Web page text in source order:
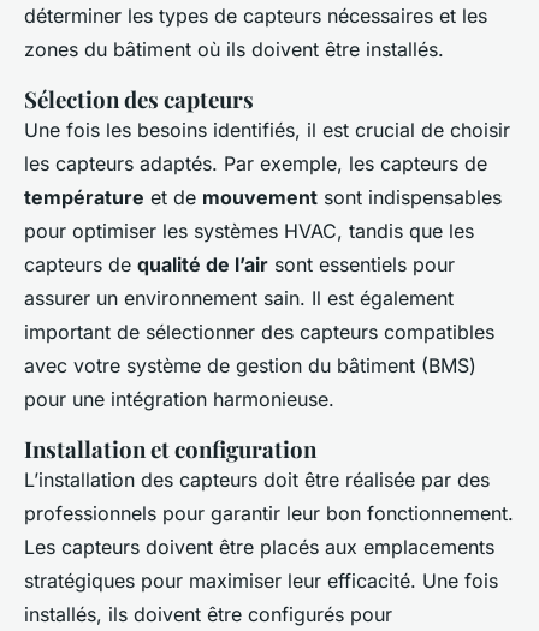
déterminer les types de capteurs nécessaires et les
zones du bâtiment où ils doivent être installés.
Sélection des capteurs
Une fois les besoins identifiés, il est crucial de choisir
les capteurs adaptés. Par exemple, les capteurs de
température et de mouvement sont indispensables
pour optimiser les systèmes HVAC, tandis que les
capteurs de qualité de l’air sont essentiels pour
assurer un environnement sain. Il est également
important de sélectionner des capteurs compatibles
avec votre système de gestion du bâtiment (BMS)
pour une intégration harmonieuse.
Installation et configuration
L’installation des capteurs doit être réalisée par des
professionnels pour garantir leur bon fonctionnement.
Les capteurs doivent être placés aux emplacements
stratégiques pour maximiser leur efficacité. Une fois
installés, ils doivent être configurés pour